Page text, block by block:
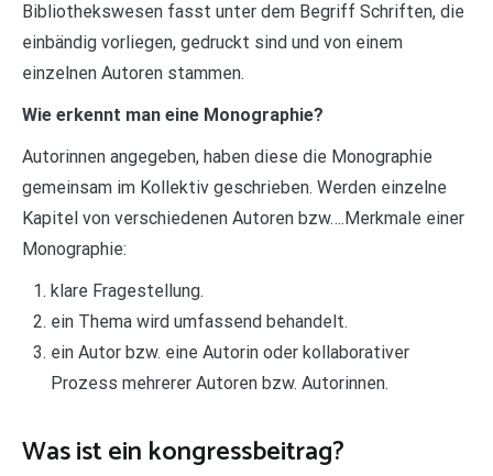
Bibliothekswesen fasst unter dem Begriff Schriften, die
einbändig vorliegen, gedruckt sind und von einem
einzelnen Autoren stammen.
Wie erkennt man eine Monographie?
Autorinnen angegeben, haben diese die Monographie
gemeinsam im Kollektiv geschrieben. Werden einzelne
Kapitel von verschiedenen Autoren bzw….Merkmale einer
Monographie:
klare Fragestellung.
ein Thema wird umfassend behandelt.
ein Autor bzw. eine Autorin oder kollaborativer
Prozess mehrerer Autoren bzw. Autorinnen.
Was ist ein kongressbeitrag?